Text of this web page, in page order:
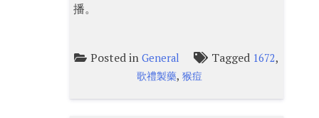
播。
Posted inGeneral Tagged 1672,
歌禮製藥,猴痘